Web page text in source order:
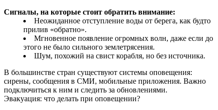
Сигналы, на которые стоит обратить внимание:
Неожиданное отступление воды от берега, как будто
прилив «обратно».
Мгновенное появление огромных волн, даже если до
этого не было сильного землетрясения.
Шум, похожий на свист корабля, но без источника.
В большинстве стран существуют системы оповещения:
сирены, сообщения в СМИ, мобильные приложения. Важно
подключиться к ним и следить за обновлениями.
Эвакуация: что делать при оповещении?